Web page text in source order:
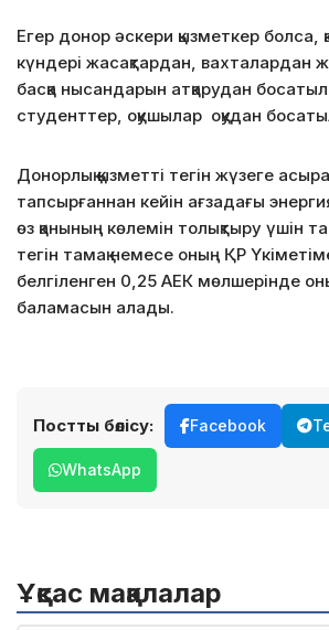
Егер донор әскери қызметкер болса,
күндері жасақтардан, вахталардан
басқа нысандарын атқарудан
студенттер, оқушылар оқудан
Донорлық қызметті тегін жүзеге
тапсырғаннан кейін ағзадағы
өз қанының көлемін толықтыру үшін
тегін тамақ немесе оның ҚР
белгіленген 0,25 АЕК мөлшерінде
баламасын алады.
Постты бөлісу: Facebook
WhatsApp
Ұқсас мақалалар